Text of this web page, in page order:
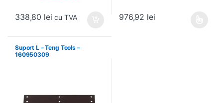
338,80 lei cu TVA 976,92 lei
Suport L – Teng Tools –
160950309